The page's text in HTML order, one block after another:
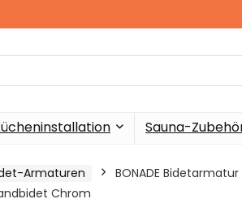
Sauna-
Armaturen
BONADE
Chrom